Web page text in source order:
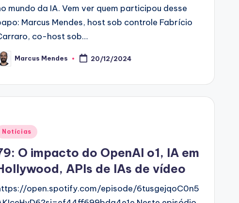
mundo da IA. Vem ver quem participou desse
Marcus Mendes, host sob controle Fabrício
co-host sob…
PostedMarcus Mendes 20/12/2024
Notícias
O impacto do OpenAI o1, IA em
APIs de IAs de vídeo
open.spotify.com/episode/6tusgejqoC0n5